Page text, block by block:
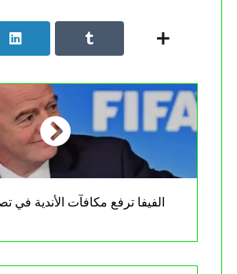
الفيفا ترفع مكافآت الأندية في